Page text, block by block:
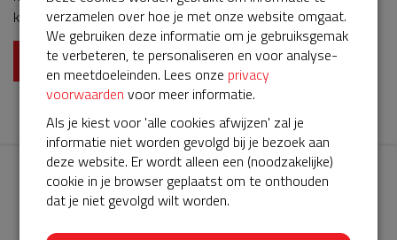
kan een BuurtAED de overlevingskans beduiden groter zijn.
Hartelijk dank hier voor. In de afgelopen jaren is deze AED
meerdere malen in gezet door burgerhulpverleners. Ook
belangstelling om burgerhulpverlener te worden dat kan
inschrijving via: Word burgerhulpverlener en kom in actie |
Hartstichting Met vriendelijke groet Paul IJzerman
Lees meer
verzamelen over hoe je met onze website omgaat.
We gebruiken deze informatie om je gebruiksgemak
te verbeteren, te personaliseren en voor analyse-
en meetdoeleinden. Lees onze privacy
voorwaarden voor meer informatie.
Als je kiest voor 'alle cookies afwijzen' zal je
informatie niet worden gevolgd bij je bezoek aan
deze website. Er wordt alleen een (noodzakelijke)
cookie in je browser geplaatst om te onthouden
dat je niet gevolgd wilt worden.